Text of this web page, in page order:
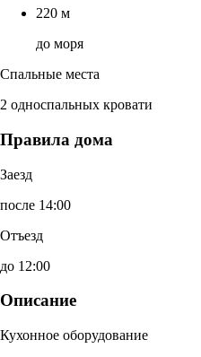
220 м
до моря
Спальные места
2 односпальных кровати
Правила дома
Заезд
после 14:00
Отъезд
до 12:00
Описание
Кухонное оборудование